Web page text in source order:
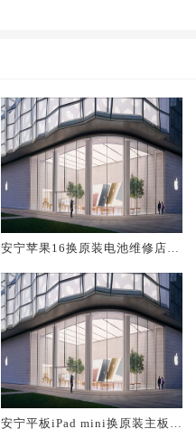
安宁苹果16换原装电池维修店大
安宁平板iPad mini换原装主板维